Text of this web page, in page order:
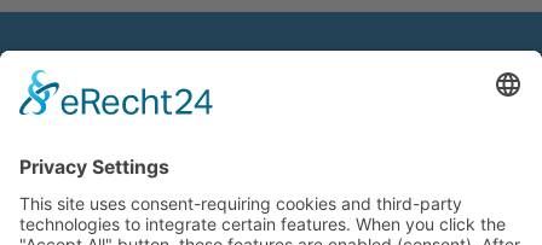
CONTACT
Geiselgasteigstr. 120
81545 Munich
Phone: +49 (0)89/ 790869-0